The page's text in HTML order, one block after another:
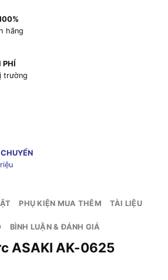
hãng
PHÍ
trường
PHỤ KIỆN MUA THÊM TÀI LIỆU
BÌNH LUẬN & ĐÁNH GIÁ
ASAKI AK-0625